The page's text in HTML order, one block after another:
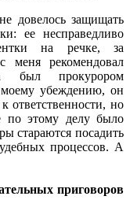
довелось защищать
ее несправедливо
на речке, за
меня рекомендовал
был прокурором
убеждению, он
но
по этому делу было
стараются посадить
процессов. А
приговоров